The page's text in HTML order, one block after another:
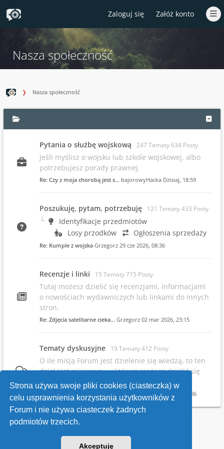
Strona używa swoje pliki cookies (ciasteczka) w
celu usprawnienia korzystania użytkowników z
Forum i nie używa ciasteczek żadnych
podmiotów trzecich.
Akceptuję
Zaloguj się Załóż konto
Nasza społeczność
Nasza społeczność
Pytania o służbę wojskową 247 Tematy 634 Posty
Jeśli myślisz o wojsku lub szkole wojskowej, albo
potrzebujesz porady prawnej.
Re: Czy z moja chorobą jest s… bajorowyHacka Dzisiaj, 18:59
Poszukuję, pytam, potrzebuję 121 Tematy 433 Posty
Identyfikacje przedmiotów
Losy przodków
Ogłoszenia sprzedaży
Re: Kumple z wojska Grzegorz 29 cze 2026, 08:36
Recenzje i linki 15 Tematy 715 Posty
Tutaj możesz dzielić się recenzjami, informacjami
o nowościach wydawniczych lub linkami do innych
stron.
Re: Zdjęcia satelitarne cieka… Grzegorz 02 mar 2026, 23:15
Tematy dyskusyjne 19 Tematy 412 Posty
O ile misją Forum jest dzielenie się wiedzą, to ten
dział jest miejscem, w którym możesz dzielić się
swoimi opiniami.
Re: Infowsparcie.net/wria/ pr… Grzegorz 19 maja 2026, 22:06